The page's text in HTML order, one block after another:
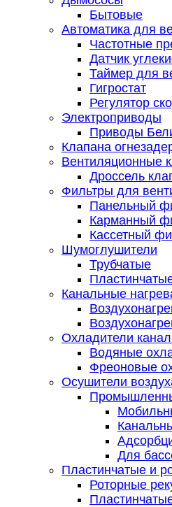
Бытовые
Автоматика для
Частотные
Датчик
Таймер для
Гигростат
Регулятор
Электроприводы
Приводы
Клапана
Вентиляционные
Дроссель
Фильтры для
Панельный
Карманный
Кассетный
Шумоглушители
Трубчатые
Канальные
Охладители
Водяные
Фреоновые
Осушители
Для
Пластинчатые и
Роторные